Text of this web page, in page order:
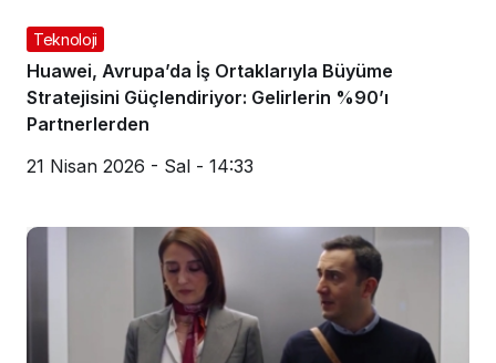
Teknoloji
Huawei, Avrupa’da İş Ortaklarıyla Büyüme
Stratejisini Güçlendiriyor: Gelirlerin %90’ı
Partnerlerden
21 Nisan 2026 - Sal - 14:33